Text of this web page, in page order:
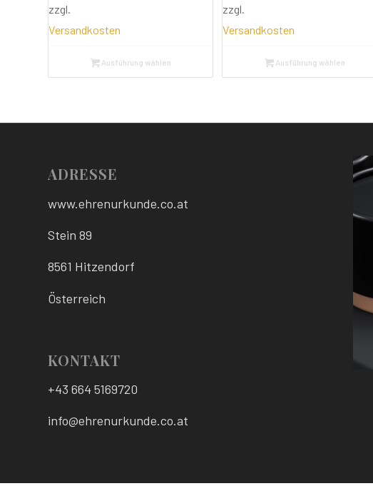
zzgl.
Versandkosten
Ausführung wählen
zzgl.
Versandkosten
Ausführung wählen
ADRESSE
www.ehrenurkunde.co.at
Stein 89
8561 Hitzendorf
Österreich
KONTAKT
+43 664 5169720
info@ehrenurkunde.co.at